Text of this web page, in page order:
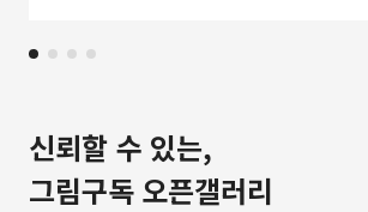
신뢰할 수 있는,
그림구독 오픈갤러리